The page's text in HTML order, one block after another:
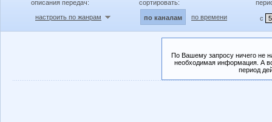
описания передач:
настроить по жанрам
сортировать:
по каналам по времени с
По Вашему запросу ничего не
необходимая информация. А
период